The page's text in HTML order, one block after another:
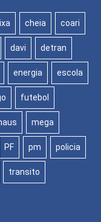
cheia coari
davi detran
energia escola
futebol
mega
PF pm policia
transito